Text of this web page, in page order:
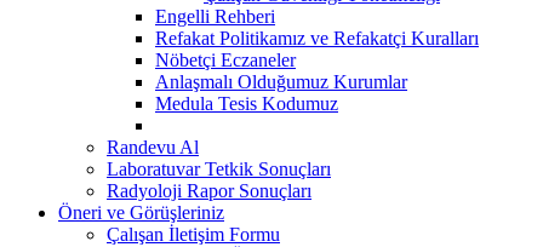
Engelli Rehberi
Refakat Politikamız ve Refakatçi Kuralları
Nöbetçi Eczaneler
Anlaşmalı Olduğumuz Kurumlar
Medula Tesis Kodumuz
Randevu Al
Laboratuvar Tetkik Sonuçları
Radyoloji Rapor Sonuçları
Öneri ve Görüşleriniz
Çalışan İletişim Formu